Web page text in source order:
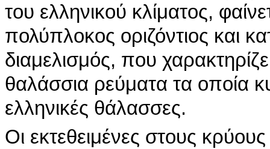
του ελληνικού κλίματος,
πολύπλοκος οριζόντιος και
διαμελισμός, που
θαλάσσια ρεύματα τα οποία
ελληνικές θάλασσες.
Οι εκτεθειμένες στους